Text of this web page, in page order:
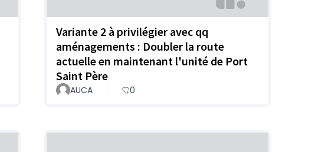
Variante 2 à privilégier avec qq
aménagements : Doubler la route
actuelle en maintenant l'unité de Port
Saint Père
AUCA 0